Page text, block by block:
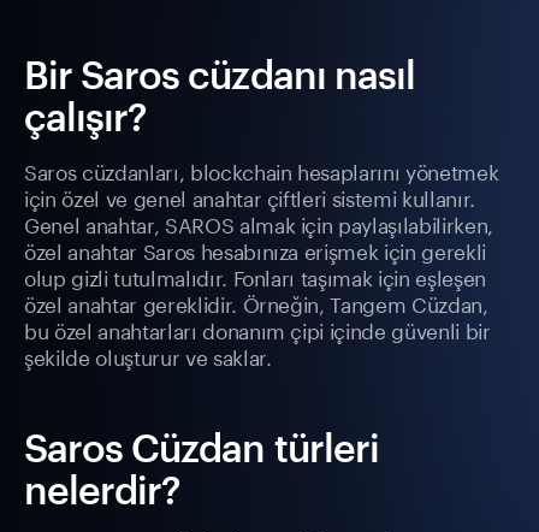
Bir Saros cüzdanı nasıl
çalışır?
Saros cüzdanları, blockchain hesaplarını yönetmek
için özel ve genel anahtar çiftleri sistemi kullanır.
Genel anahtar, SAROS almak için paylaşılabilirken,
özel anahtar Saros hesabınıza erişmek için gerekli
olup gizli tutulmalıdır. Fonları taşımak için eşleşen
özel anahtar gereklidir. Örneğin, Tangem Cüzdan,
bu özel anahtarları donanım çipi içinde güvenli bir
şekilde oluşturur ve saklar.
Saros Cüzdan türleri
nelerdir?